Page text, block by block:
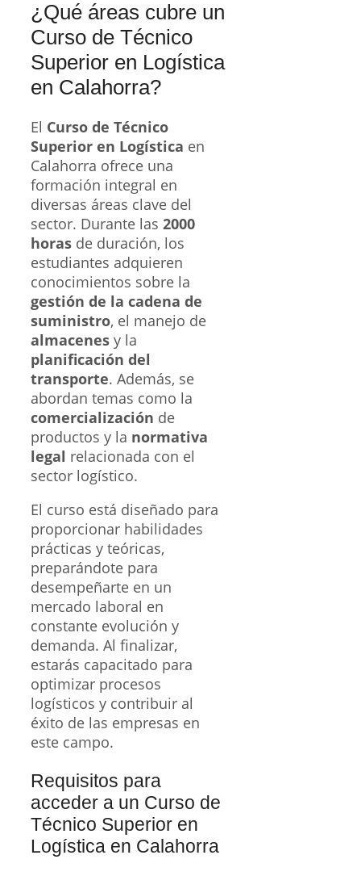
¿Qué áreas cubre un
Curso de Técnico
Superior en Logística
en Calahorra?
El Curso de Técnico
Superior en Logística en
Calahorra ofrece una
formación integral en
diversas áreas clave del
sector. Durante las 2000
horas de duración, los
estudiantes adquieren
conocimientos sobre la
gestión de la cadena de
suministro, el manejo de
almacenes y la
planificación del
transporte. Además, se
abordan temas como la
comercialización de
productos y la normativa
legal relacionada con el
sector logístico.
El curso está diseñado para
proporcionar habilidades
prácticas y teóricas,
preparándote para
desempeñarte en un
mercado laboral en
constante evolución y
demanda. Al finalizar,
estarás capacitado para
optimizar procesos
logísticos y contribuir al
éxito de las empresas en
este campo.
Requisitos para
acceder a un Curso de
Técnico Superior en
Logística en Calahorra